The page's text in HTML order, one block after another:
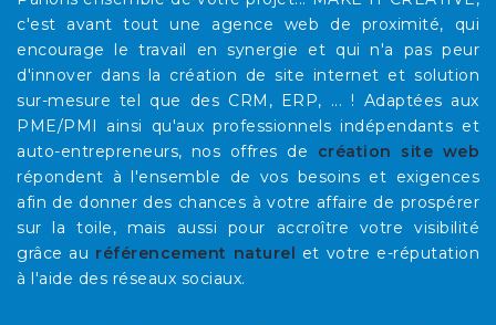
c'est avant tout une agence web de proximité, qui
encourage le travail en synergie et qui n'a pas peur
d'innover dans la création de site internet et solution
sur-mesure tel que des CRM, ERP, ... ! Adaptées aux
PME/PMI ainsi qu'aux professionnels indépendants et
auto-entrepreneurs, nos offres de création site web
répondent à l'ensemble de vos besoins et exigences
afin de donner des chances à votre affaire de prospérer
sur la toile, mais aussi pour accroître votre visibilité
grâce au référencement naturel et votre e-réputation
à l'aide des réseaux sociaux.